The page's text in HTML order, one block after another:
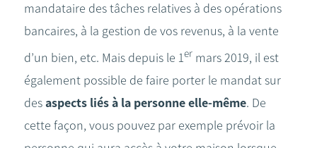
mandataire des tâches relatives à des opérations
bancaires, à la gestion de vos revenus, à la vente
d’un bien, etc. Mais depuis le 1er mars 2019, il est
également possible de faire porter le mandat sur
desaspects liés à la personne elle-même. De
cette façon, vous pouvez par exemple prévoir la